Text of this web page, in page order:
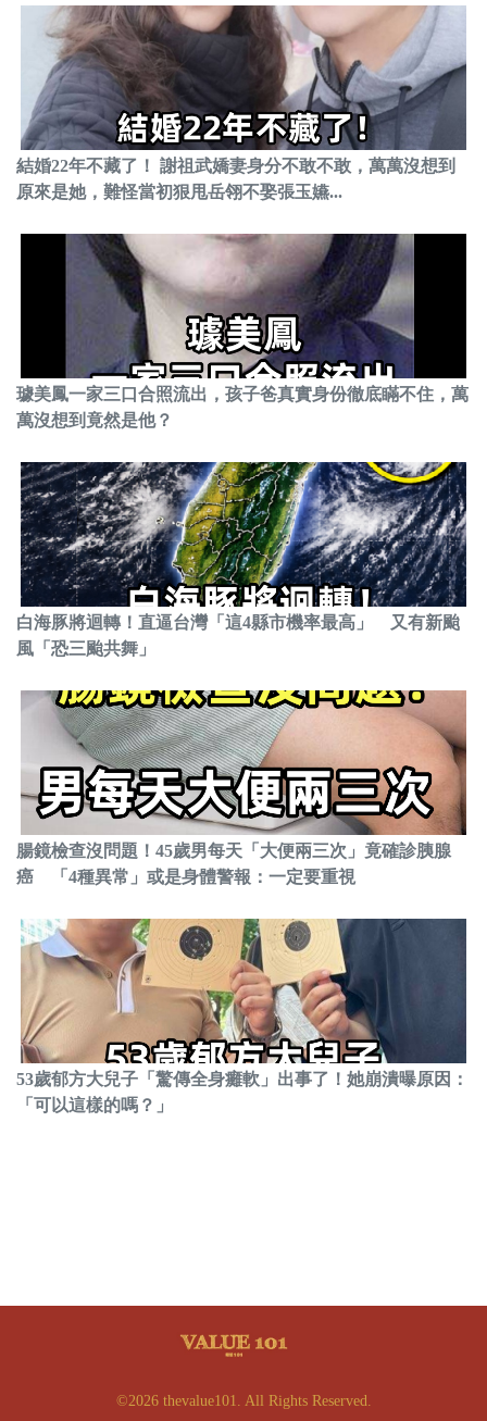
結婚22年不藏了！ 謝祖武嬌妻身分不敢不敢，萬萬沒想到
原來是她，難怪當初狠甩岳翎不娶張玉嬿...
璩美鳳一家三口合照流出，孩子爸真實身份徹底瞞不住，萬
萬沒想到竟然是他？
白海豚將迴轉！直逼台灣「這4縣市機率最高」 又有新颱
風「恐三颱共舞」
腸鏡檢查沒問題！45歲男每天「大便兩三次」竟確診胰腺
癌 「4種異常」或是身體警報：一定要重視
53歲郁方大兒子「驚傳全身癱軟」出事了！她崩潰曝原因：
「可以這樣的嗎？」
©2026 thevalue101. All Rights Reserved.